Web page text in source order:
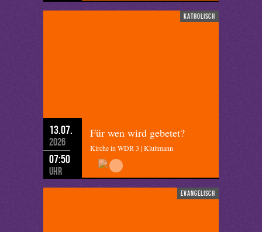
katholisch
13.07.
2026
07:50
Uhr
Für wen wird gebetet?
Kirche in WDR 3 | Kluitmann
evangelisch